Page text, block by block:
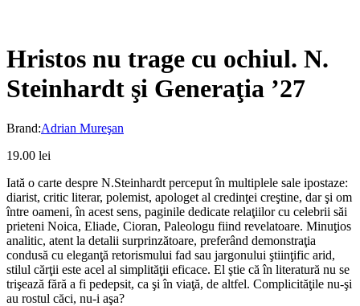
Hristos nu trage cu ochiul. N.
Steinhardt şi Generaţia ’27
Brand:Adrian Mureşan
19.00 lei
Iată o carte despre N.Steinhardt perceput în multiplele sale ipostaze:
diarist, critic literar, polemist, apologet al credinţei creştine, dar şi om
între oameni, în acest sens, paginile dedicate relaţiilor cu celebrii săi
prieteni Noica, Eliade, Cioran, Paleologu fiind revelatoare. Minuţios
analitic, atent la detalii surprinzătoare, preferând demonstraţia
condusă cu eleganţă retorismului fad sau jargonului ştiinţific arid,
stilul cărţii este acel al simplităţii eficace. El ştie că în literatură nu se
trişează fără a fi pedepsit, ca şi în viaţă, de altfel. Complicităţile nu-şi
au rostul căci, nu-i aşa?